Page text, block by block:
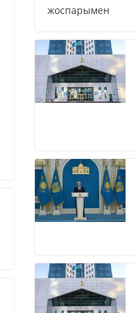
жоспарымен